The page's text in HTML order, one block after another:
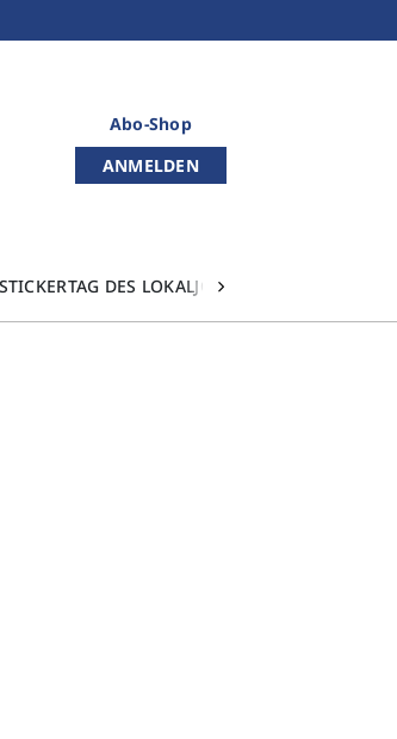
Abo-Shop
ANMELDEN
TAG DES LOKALJOURNALISMUS